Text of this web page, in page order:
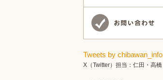
Tweets by chibawan_info
X（Twitter）担当：仁田・高橋